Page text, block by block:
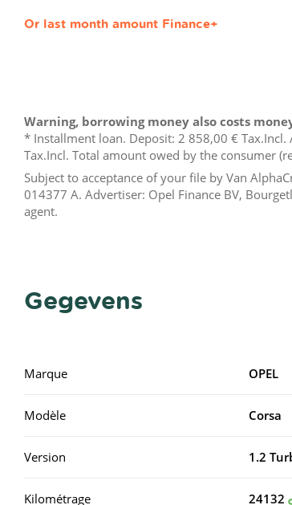
Or last month amount Finance+
Warning, borrowing money also costs
* Installment loan. Deposit: 2 858,00 € Tax.Incl.
Tax.Incl. Total amount owed by the consumer
Subject to acceptance of your file by Van
014377 A. Advertiser: Opel Finance BV,
agent.
Gegevens
Marque OPEL
Modèle Corsa
Version 1.2
Kilométrage 24132